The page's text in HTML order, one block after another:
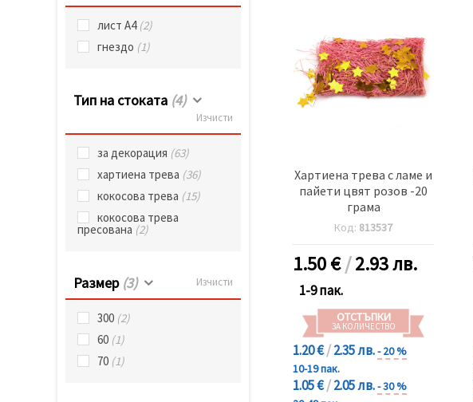
лист А4 (2)
гнездо (1)
Тип на стоката (4)
Изчисти
за декорация (63)
хартиена трева (36)
кокосова трева (15)
кокосова трева
пресована (2)
Размер (3) Изчисти
300 (2)
60 (1)
70 (1)
Хартиена трева с ламе и
пайети цвят розов -20
грама
Код: 813537
1.50€/2.93 лв.
1-9 пак.
ОТСТЪПКИ
ЗА КОЛИЧЕСТВО
1.20 €/2.35 лв.- 20 %
10-19 пак.
1.05 €/2.05 лв.- 30 %